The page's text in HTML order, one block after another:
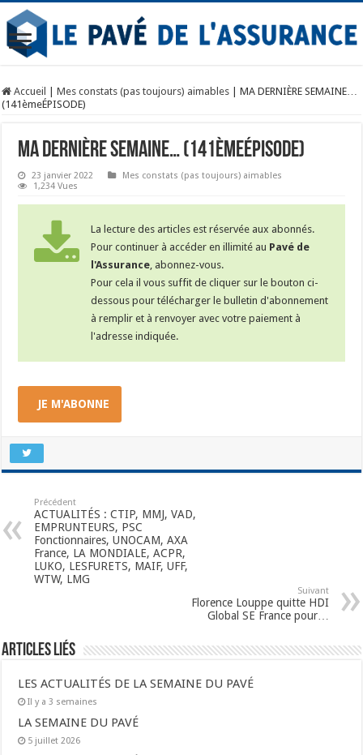
Accueil Mes constats (pas toujours) aimables
MA DERNIÈRE SEMAINE…
(141èmeÉPISODE)
MA DERNIÈRE SEMAINE… (141èmeÉPISODE)
23 janvier 2022
Mes constats (pas toujours) aimables
1,234 Vues
La lecture des articles est réservée aux abonnés.
Pour continuer à accéder en illimité au Pavé de
l'Assurance , abonnez-vous.
Pour cela il vous suffit de cliquer sur le bouton ci-
dessous pour télécharger le bulletin d'abonnement
à remplir et à renvoyer avec votre paiement à
l'adresse indiquée.
JE M'ABONNE
Précédent
ACTUALITÉS : CTIP, MMJ, VAD,
EMPRUNTEURS, PSC
Fonctionnaires, UNOCAM, AXA
France, LA MONDIALE, ACPR,
LUKO, LESFURETS, MAIF, UFF,
WTW, LMG
Suivant
Florence Louppe quitte HDI
Global SE France pour…
Articles liés
LES ACTUALITÉS DE LA SEMAINE DU PAVÉ
Il y a 3 semaines
LA SEMAINE DU PAVÉ
5 juillet 2026